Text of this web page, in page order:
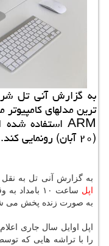
به گزارش آنی تل
ترین مدلهای
(۲۰ آبان) رونمایی كند.
به گزارش آنی تل به نقل
اپل
ساعت ۱۰
به صورت زنده پخش می
اپل اوایل سال جاری
را با تراشه هایی که